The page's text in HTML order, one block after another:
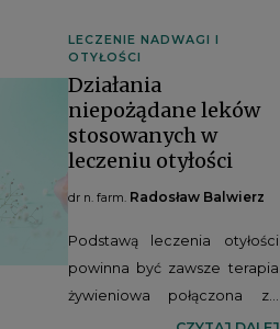
LECZENIE NADWAGI I
OTYŁOŚCI
Działania
niepożądane leków
stosowanych w
leczeniu otyłości
dr n. farm. Radosław Balwierz
Podstawą leczenia otyłości
powinna być zawsze terapia
żywieniowa połączona ze
zwiększeniem aktywności